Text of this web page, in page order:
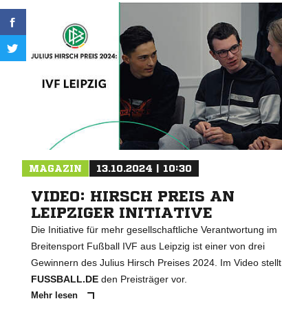
MAGAZIN 13.10.2024 | 10:30
VIDEO: HIRSCH PREIS AN
LEIPZIGER INITIATIVE
Die Initiative für mehr gesellschaftliche Verantwortung im
Breitensport Fußball IVF aus Leipzig ist einer von drei
Gewinnern des Julius Hirsch Preises 2024. Im Video stellt
FUSSBALL.DE den Preisträger vor.
Mehr lesen